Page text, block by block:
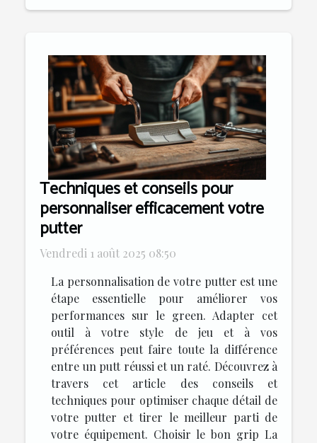
Techniques et conseils pour
personnaliser efficacement votre
putter
Vendredi 1 août 2025 08:50
La personnalisation de votre putter est une
étape essentielle pour améliorer vos
performances sur le green. Adapter cet
outil à votre style de jeu et à vos
préférences peut faire toute la différence
entre un putt réussi et un raté. Découvrez à
travers cet article des conseils et
techniques pour optimiser chaque détail de
votre putter et tirer le meilleur parti de
votre équipement. Choisir le bon grip La